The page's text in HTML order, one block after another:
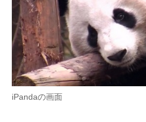
経営リーダーのコミュニティ
マーケ×ITの今がよく分かる
ITエンジニア向け専門サイト
企業向けIT製品の総合サイト
iPandaの画面